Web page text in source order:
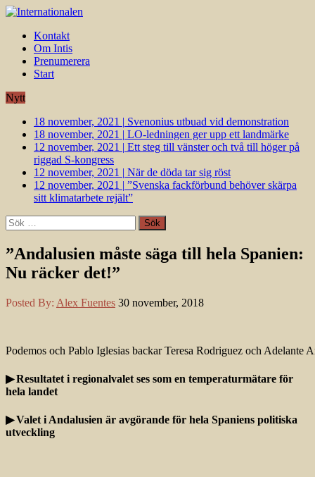
Kontakt
Om Intis
Prenumerera
Start
Nytt
18 november, 2021 | Svenonius utbuad vid demonstration
18 november, 2021 | LO-ledningen ger upp ett landmärke
12 november, 2021 | Ett steg till vänster och två till höger på
riggad S-kongress
12 november, 2021 | När de döda tar sig röst
12 november, 2021 | ”Svenska fackförbund behöver skärpa
sitt klimatarbete rejält”
Sök
efter:
”Andalusien måste säga till hela Spanien:
Nu räcker det!”
Posted By: Alex Fuentes 30 november, 2018
Podemos och Pablo Iglesias backar Teresa Rodriguez och Adelante
▶ Resultatet i regionalvalet ses som en temperaturmätare för
hela landet
▶ Valet i Andalusien är avgörande för hela Spaniens politiska
utveckling